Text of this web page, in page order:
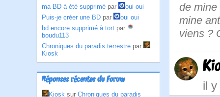
ma BD à été supprimé par
oui oui
Puis-je créer une BD par
oui oui
bd encore supprimé à tort par
boudu113
Chroniques du paradis terrestre par
Kiosk
Réponses récentes du Forum
Kiosk sur Chroniques du paradis
de
mine
viens ?
il